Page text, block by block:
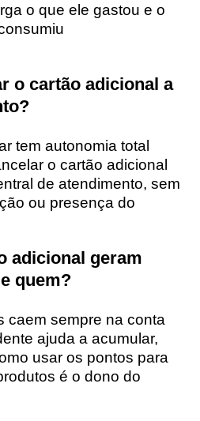
o que ele gastou e o
o cartão adicional a
tem autonomia total
o cartão adicional
de atendimento, sem
ou presença do
adicional geram
quem?
caem sempre na conta
ajuda a acumular,
usar os pontos para
é o dono do